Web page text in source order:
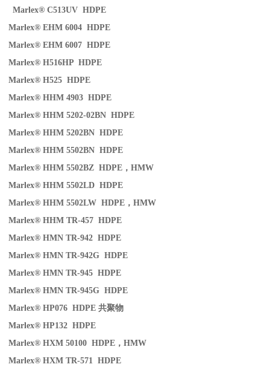
Marlex® C513UV HDPE
Marlex® EHM 6004 HDPE
Marlex® EHM 6007 HDPE
Marlex® H516HP HDPE
Marlex® H525 HDPE
Marlex® HHM 4903 HDPE
Marlex® HHM 5202-02BN HDPE
Marlex® HHM 5202BN HDPE
Marlex® HHM 5502BN HDPE
Marlex® HHM 5502BZ HDPE ，HMW
Marlex® HHM 5502LD HDPE
Marlex® HHM 5502LW HDPE ，HMW
Marlex® HHM TR-457 HDPE
Marlex® HMN TR-942 HDPE
Marlex® HMN TR-942G HDPE
Marlex® HMN TR-945 HDPE
Marlex® HMN TR-945G HDPE
Marlex® HP076 HDPE共聚物
Marlex® HP132 HDPE
Marlex® HXM 50100 HDPE ，HMW
Marlex® HXM TR-571 HDPE